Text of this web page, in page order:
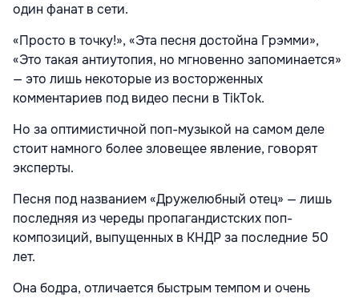
один фанат в сети.
«Просто в точку!», «Эта песня достойна Грэмми»,
«Это такая антиутопия, но мгновенно запоминается»
— это лишь некоторые из восторженных
комментариев под видео песни в TikTok.
Но за оптимистичной поп-музыкой на самом деле
стоит намного более зловещее явление, говорят
эксперты.
Песня под названием «Дружелюбный отец» — лишь
последняя из череды пропагандистских поп-
композиций, выпущенных в КНДР за последние 50
лет.
Она бодра, отличается быстрым темпом и очень